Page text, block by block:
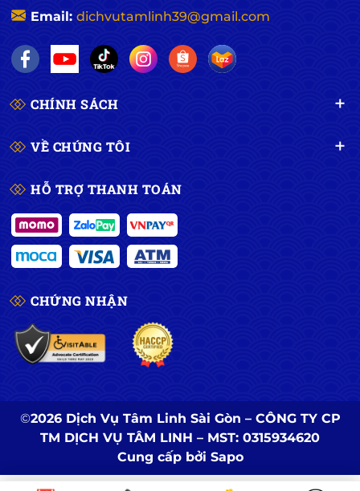
Email: dichvutamlinh39@gmail.com
CHÍNH SÁCH
VỀ CHÚNG TÔI
HỖ TRỢ THANH TOÁN
CHỨNG NHẬN
©2026 Dịch Vụ Tâm Linh Sài Gòn – CÔNG TY CP
TM DỊCH VỤ TÂM LINH – MST: 0315934620
Cung cấp bởi Sapo